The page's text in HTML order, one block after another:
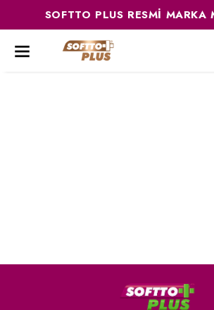
SOFTTO PLUS RESMI MARKA